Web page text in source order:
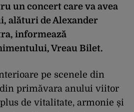
un concert care va avea
alături de Alexander
informează
Vreau Bilet.
pe scenele din
primăvara anului viitor
de vitalitate, armonie și